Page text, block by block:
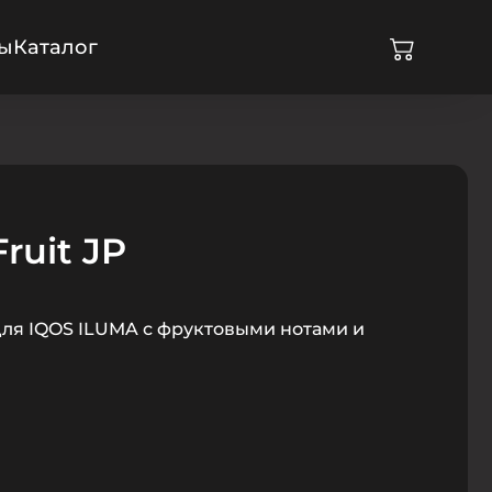
Каталог
JP
IQOS ILUMA с фруктовыми нотами и